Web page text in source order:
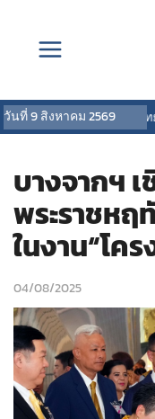
วันที่9 สิงหาคม 2569
OCEAN LIFE ไทย
บางจากฯ
พระราชห
ในงาน“โค
04/08/2025